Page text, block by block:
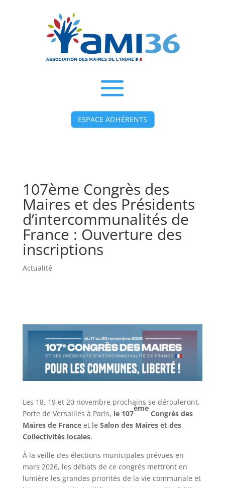
ESPACE ADHÉRENTS
107ème Congrès des
Maires et des Présidents
d’intercommunalités de
France : Ouverture des
inscriptions
Actualité
Les 18, 19 et 20 novembre prochains se dérouleront,
Porte de Versailles à Paris, le 107
ème
Congrès des
Maires de Franceet le Salon des Maires et des
Collectivités locales.
À la veille des élections municipales prévues en
mars 2026, les débats de ce congrès mettront en
lumière les grandes priorités de la vie communale et